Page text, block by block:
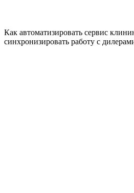
Как автоматизировать сервис
синхронизировать работу с